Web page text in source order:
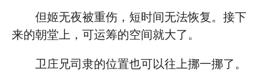
但姬无夜被重伤，短时间无法恢复。接下
来的朝堂上，可运筹的空间就大了。
卫庄兄司隶的位置也可以往上挪一挪了。